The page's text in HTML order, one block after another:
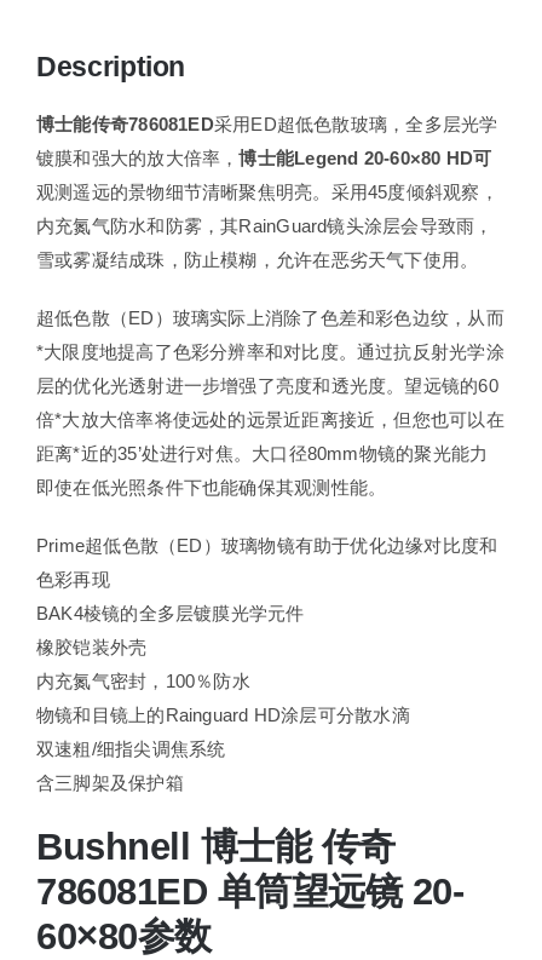
Description
博士能传奇786081ED采用ED超低色散玻璃，全多层光学
镀膜和强大的放大倍率，博士能Legend 20-60×80 HD可
观测遥远的景物细节清晰聚焦明亮。采用45度倾斜观察，
内充氮气防水和防雾，其RainGuard镜头涂层会导致雨，
雪或雾凝结成珠，防止模糊，允许在恶劣天气下使用。
超低色散（ED）玻璃实际上消除了色差和彩色边纹，从而
*大限度地提高了色彩分辨率和对比度。通过抗反射光学涂
层的优化光透射进一步增强了亮度和透光度。望远镜的60
倍*大放大倍率将使远处的远景近距离接近，但您也可以在
距离*近的35’处进行对焦。大口径80mm物镜的聚光能力
即使在低光照条件下也能确保其观测性能。
Prime超低色散（ED）玻璃物镜有助于优化边缘对比度和
色彩再现
BAK4棱镜的全多层镀膜光学元件
橡胶铠装外壳
内充氮气密封，100％防水
物镜和目镜上的Rainguard HD涂层可分散水滴
双速粗/细指尖调焦系统
含三脚架及保护箱
Bushnell 博士能 传奇
786081ED 单筒望远镜 20-
60×80参数